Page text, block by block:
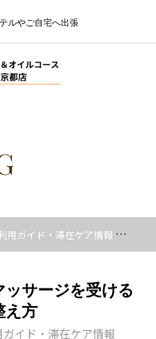
ルやご自宅へ出張
用ガイド・滞在ケア情報
サージを受ける
え方
イド・滞在ケア情報